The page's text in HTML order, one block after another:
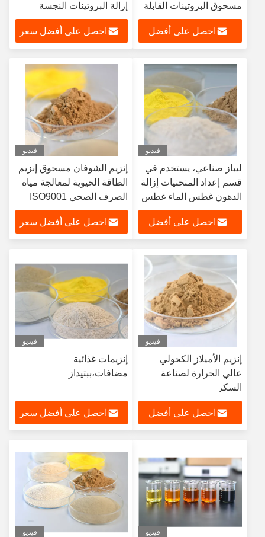
مسحوق البروتينات القابلة
للذوبان ألياف الكولاجين
احصل على أفضل
إزالة البروتينات النجسة
احصل على أفضل سعر
فيديو
ليباز صناعي، يستخدم في
قسم إعداد المنحنيات إزالة
الدهون غطس الماء غطس
الرماد
احصل على أفضل
فيديو
إنزيم الشوفان مسحوق إنزيم
الطاقة الحيوية لمعالجة مياه
الصرف الصحي ISO9001
احصل على أفضل سعر
فيديو
إنزيم الأميلاز الكحولي
عالي الحرارة لصناعة
السكر
احصل على أفضل
فيديو
إنزيمات غذائية
مضافات،ببتيداز
احصل على أفضل سعر
فيديو فيديو